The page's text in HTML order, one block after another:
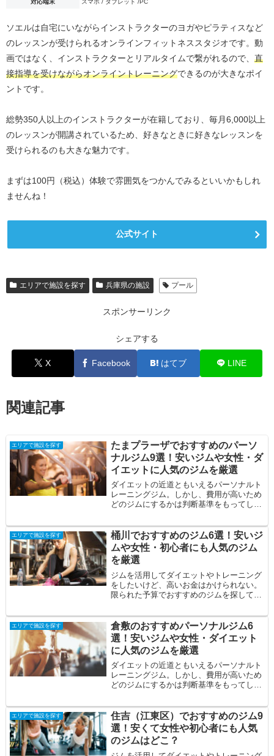
対応端末 スマホ / タブレット /PC
ソエルは自宅にいながらインストラクターのヨガやピラティスなど
のレッスンが受けられるオンラインフィットネススタジオです。動
画ではなく、インストラクターとリアルタイムで繋がれるので、 直
接指導を受けながらオンライントレーニングできるのが大きなポイ
ントです。
総勢350人以上のインストラクターが在籍しており、毎月6,000以上
のレッスンが開講されているため、好きなときに好きなレッスンを
受けられるのも大きな魅力です。
まずは100円（税込）体験で雰囲気をつかんでみるといいかもしれ
ませんね！
公式サイト
エリアで施設を探す 兵庫県の施設 プール
スポンサーリンク
シェアする
X Facebook はてブ LINE
関連記事
エリアで施設を探す
たまプラーザでおすすめのパーソ
ナルジム9選！安いジムや女性・ダ
イエットに人気のジムを厳選
ダイエットの近道ともいえるパーソナルト
レーニングジム。しかし、費用が高いため
どのジムにするかは判断基準をもってしっ
回は、た...
エリアで施設を探す
桶川でおすすめのジム6選！安いジ
ムや女性・初心者にも人気のジム
を厳選
ジムを活用してダイエットやトレーニング
をしたいけど、高いお金はかけられない。
限られた予算でおすすめのジムを探してい
方の悩み...
エリアで施設を探す
倉敷のおすすめパーソナルジム6
選！安いジムや女性・ダイエット
に人気のジムを厳選
ダイエットの近道ともいえるパーソナルト
レーニングジム。しかし、費用が高いため
どのジムにするかは判断基準をもってしっ
回は、倉...
エリアで施設を探す
住吉（江東区）でおすすめのジム9
選！安くて女性や初心者にも人気
のジムはどこ？